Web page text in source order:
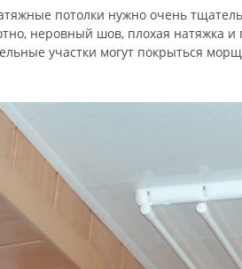
потолки нужно очень
неровный шов, плохая натяжка
участки могут покрыться